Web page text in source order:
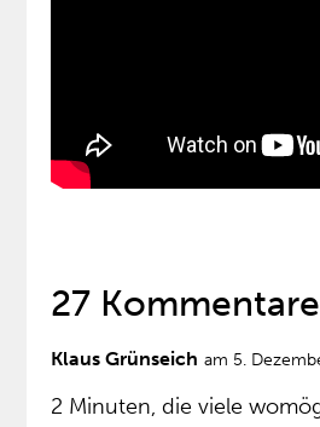
27 Kommentare
Klaus Grünseich am 5.
2 Minuten, die viele